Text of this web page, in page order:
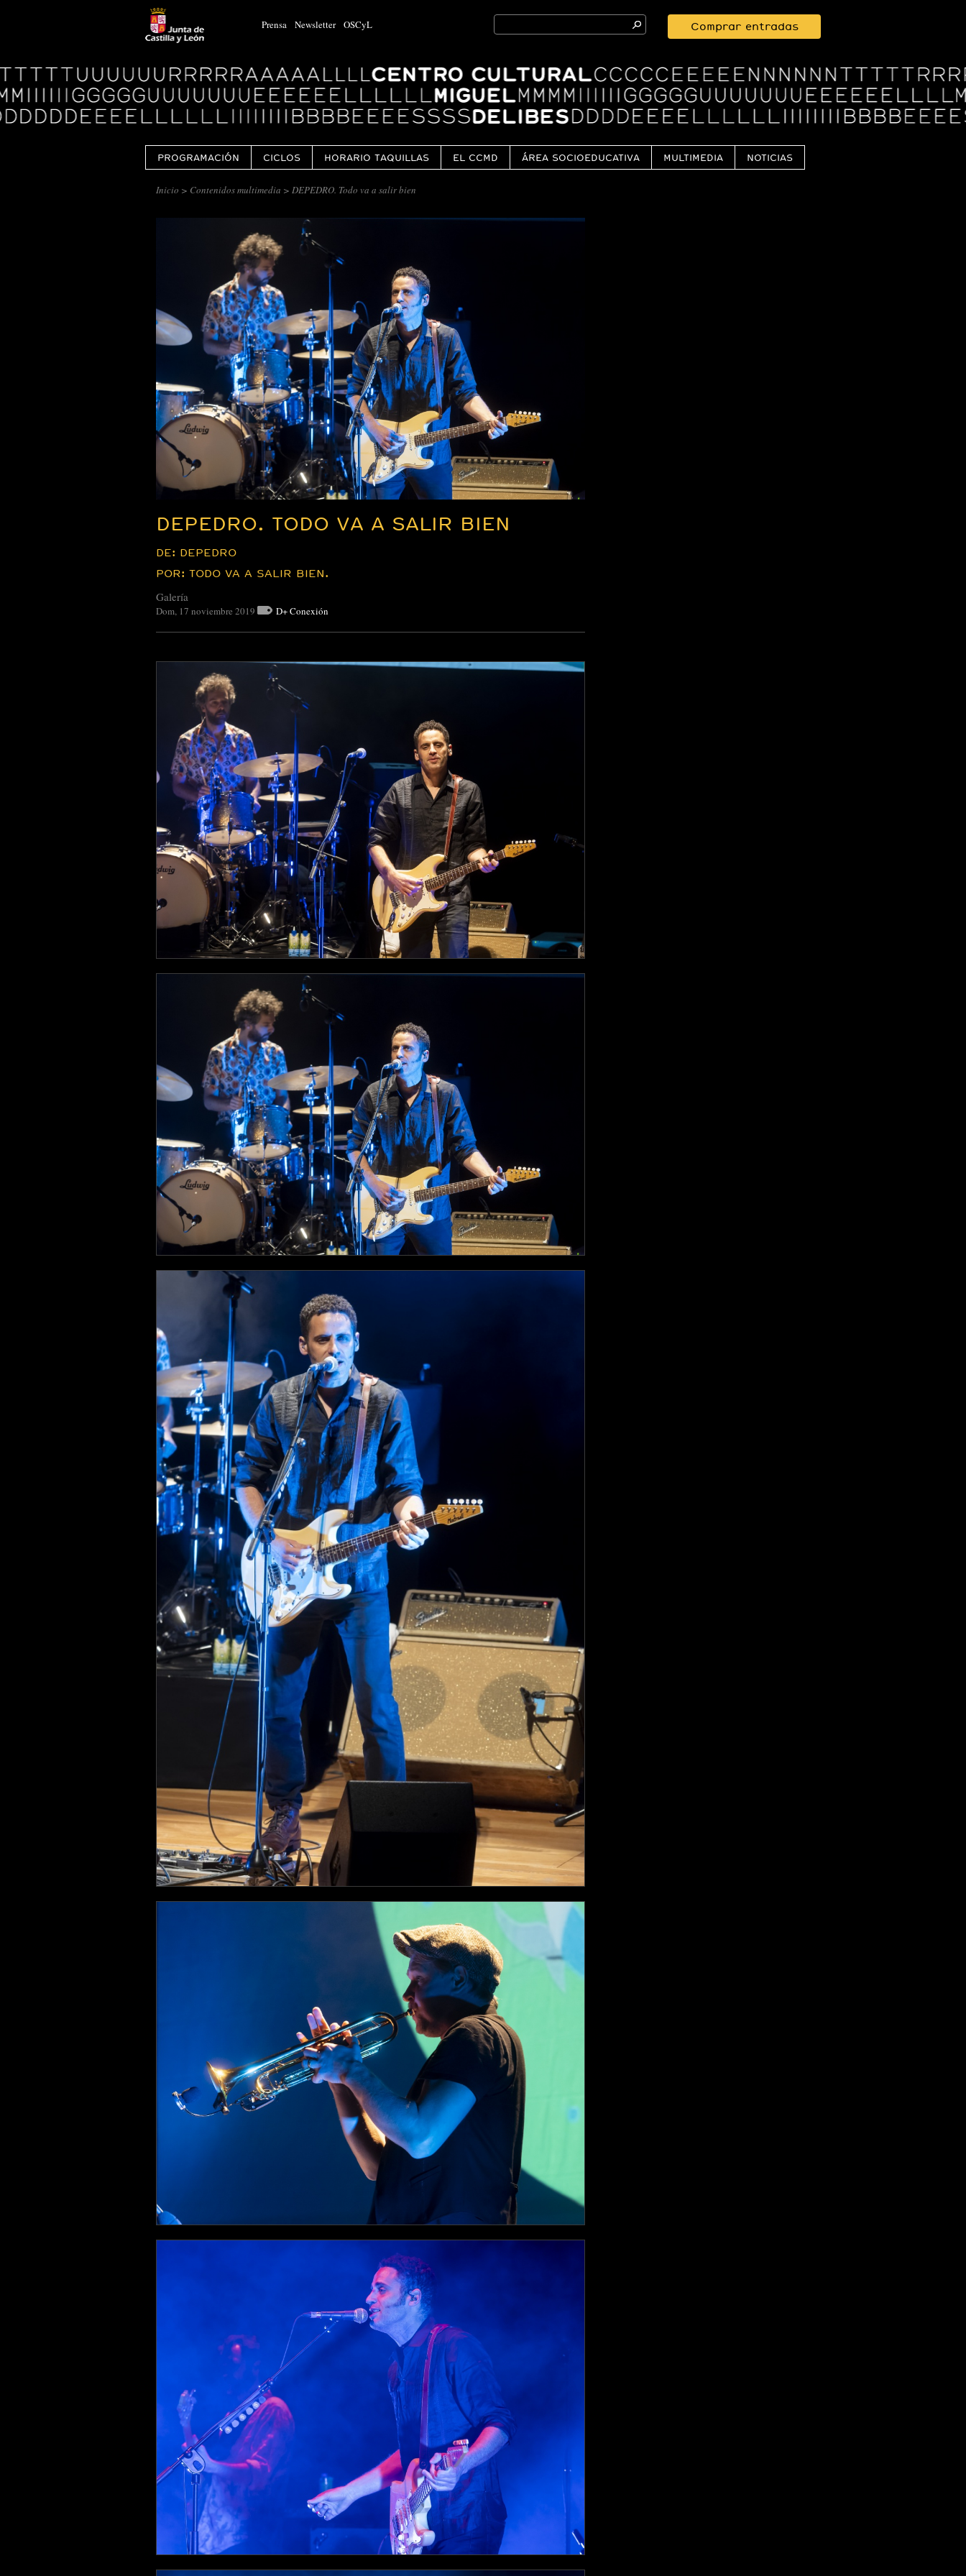
Prensa Newsletter OSCyL
Search
for:
Comprar entradas
Logo
Centro
Cultural
Miguel
Delibes
PROGRAMACIÓN CICLOS HORARIO TAQUILLAS EL CCMD ÁREA SOCIOEDUCATIVA MULTIMEDIA NOTICIAS
Inicio > Contenidos multimedia > DEPEDRO. Todo va a salir bien
DEPEDRO. TODO VA A SALIR BIEN
DE: DEPEDRO
POR: TODO VA A SALIR BIEN.
Galería
Dom, 17 noviembre 2019 D+ Conexión